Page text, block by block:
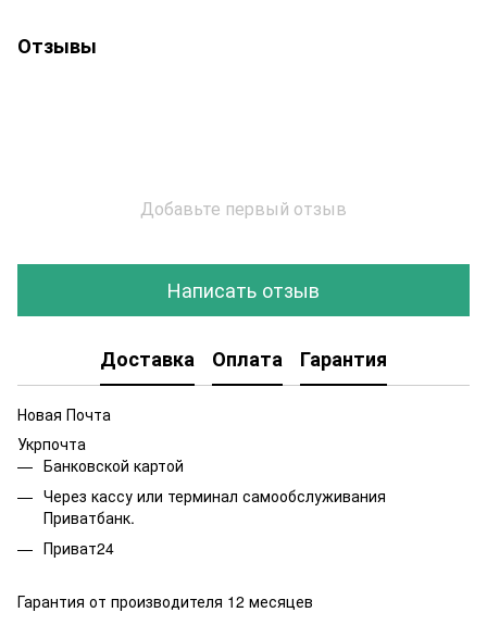
Отзывы
Добавьте первый отзыв
Написать отзыв
Доставка Оплата Гарантия
Новая Почта
Укрпочта
Банковской картой
Через кассу или терминал самообслуживания
Приватбанк.
Приват24
Гарантия от производителя 12 месяцев